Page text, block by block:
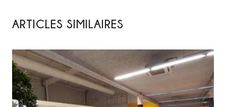
ARTICLES SIMILAIRES